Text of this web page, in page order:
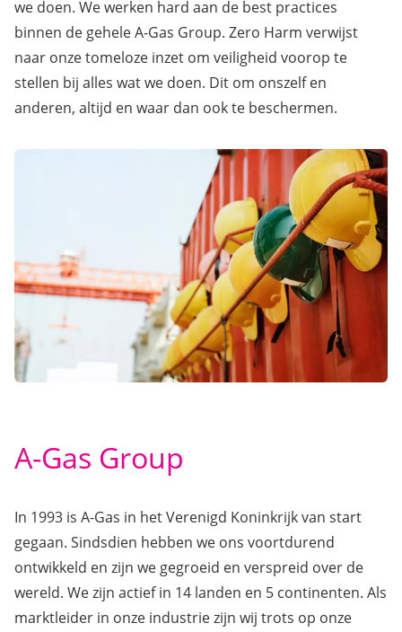
we doen. We werken hard aan de best practices
binnen de gehele A-Gas Group. Zero Harm verwijst
naar onze tomeloze inzet om veiligheid voorop te
stellen bij alles wat we doen. Dit om onszelf en
anderen, altijd en waar dan ook te beschermen.
A-Gas Group
In 1993 is A-Gas in het Verenigd Koninkrijk van start
gegaan. Sindsdien hebben we ons voortdurend
ontwikkeld en zijn we gegroeid en verspreid over de
wereld. We zijn actief in 14 landen en 5 continenten. Als
marktleider in onze industrie zijn wij trots op onze